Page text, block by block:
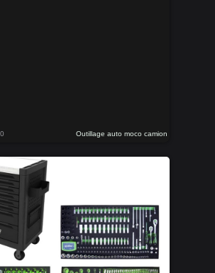
Outillage auto moco camion